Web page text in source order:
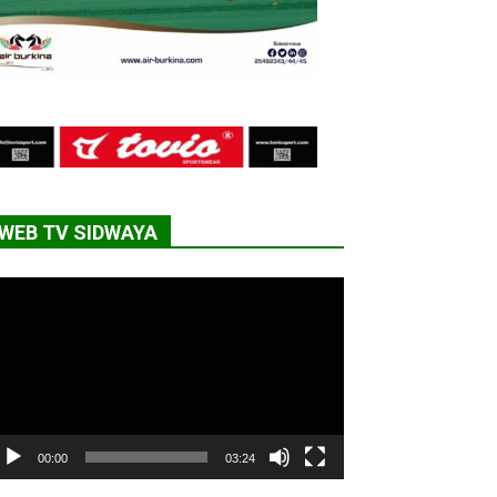
TV SIDWAYA
00:00 03:24